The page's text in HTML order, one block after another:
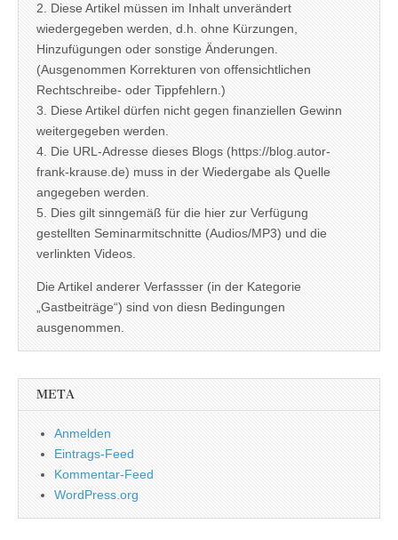
2. Diese Artikel müssen im Inhalt unverändert
wiedergegeben werden, d.h. ohne Kürzungen,
Hinzufügungen oder sonstige Änderungen.
(Ausgenommen Korrekturen von offensichtlichen
Rechtschreibe- oder Tippfehlern.)
3. Diese Artikel dürfen nicht gegen finanziellen Gewinn
weitergegeben werden.
4. Die URL-Adresse dieses Blogs (https://blog.autor-
frank-krause.de) muss in der Wiedergabe als Quelle
angegeben werden.
5. Dies gilt sinngemäß für die hier zur Verfügung
gestellten Seminarmitschnitte (Audios/MP3) und die
verlinkten Videos.
Die Artikel anderer Verfassser (in der Kategorie
„Gastbeiträge“) sind von diesn Bedingungen
ausgenommen.
META
Anmelden
Eintrags-Feed
Kommentar-Feed
WordPress.org